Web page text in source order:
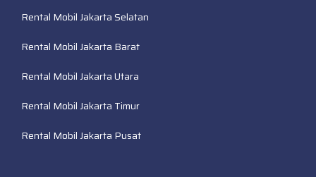
Rental Mobil Jakarta Selatan
Rental Mobil Jakarta Barat
Rental Mobil Jakarta Utara
Rental Mobil Jakarta Timur
Rental Mobil Jakarta Pusat